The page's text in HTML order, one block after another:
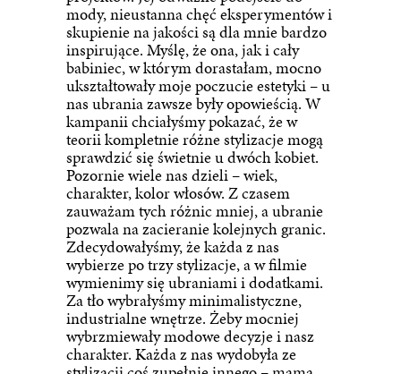
mody, nieustanna chęć eksperymentów i
skupienie na jakości są dla mnie bardzo
inspirujące. Myślę, że ona, jak i cały
babiniec, w którym dorastałam, mocno
ukształtowały moje poczucie estetyki – u
nas ubrania zawsze były opowieścią. W
kampanii chciałyśmy pokazać, że w
teorii kompletnie różne stylizacje mogą
sprawdzić się świetnie u dwóch kobiet.
Pozornie wiele nas dzieli – wiek,
charakter, kolor włosów. Z czasem
zauważam tych różnic mniej, a ubranie
pozwala na zacieranie kolejnych granic.
Zdecydowałyśmy, że każda z nas
wybierze po trzy stylizacje, a w filmie
wymienimy się ubraniami i dodatkami.
Za tło wybrałyśmy minimalistyczne,
industrialne wnętrze. Żeby mocniej
wybrzmiewały modowe decyzje i nasz
charakter. Każda z nas wydobyła ze